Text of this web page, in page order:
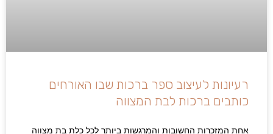
רעיונות לעיצוב ספר ברכות שבו האורחים
כותבים ברכות לבת המצווה
אחת המזכרות החשובות והמרגשות ביותר לכל כלת בת מצווה